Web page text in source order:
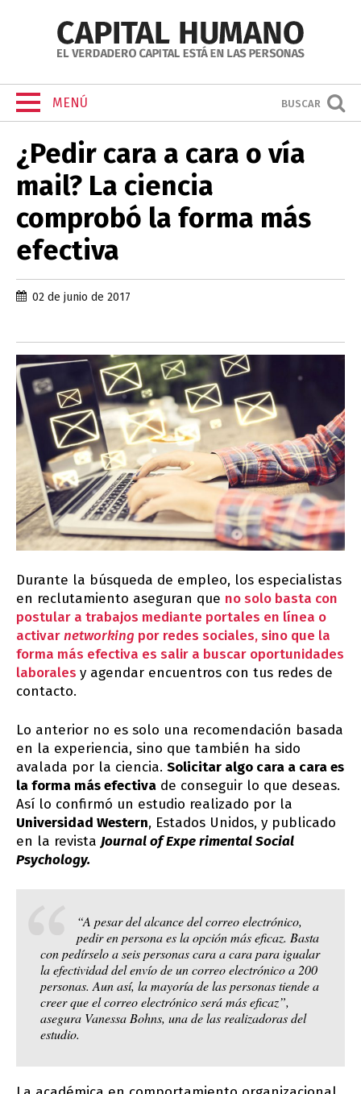
MENÚ BUSCAR
¿Pedir cara a cara o vía
mail? La ciencia
comprobó la forma más
efectiva
02 de junio de 2017
Durante la búsqueda de empleo, los especialistas
en reclutamiento aseguran que no solo basta con
postular a trabajos mediante portales en línea o
activarnetworking por redes sociales, sino que la
forma más efectiva es salir a buscar oportunidades
laborales y agendar encuentros con tus redes de
contacto.
Lo anterior no es solo una recomendación basada
en la experiencia, sino que también ha sido
avalada por la ciencia. Solicitar algo cara a cara es
la forma más efectiva de conseguir lo que deseas.
Así lo confirmó un estudio realizado por la
Universidad Western, Estados Unidos, y publicado
en la revista Journal of Expe rimental Social
Psychology.
“A pesar del alcance del correo electrónico,
pedir en persona es la opción más eficaz. Basta
con pedírselo a seis personas cara a cara para igualar
la efectividad del envío de un correo electrónico a 200
personas. Aun así, la mayoría de las personas tiende a
creer que el correo electrónico será más eficaz”,
asegura Vanessa Bohns, una de las realizadoras del
estudio.